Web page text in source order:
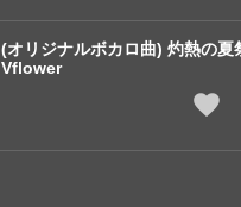
(オリジナルボカロ曲) 灼熱の夏
Vflower